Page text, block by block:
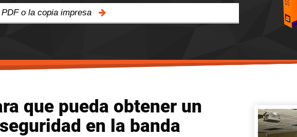
o la copia impresa
que pueda obtener un
en la banda